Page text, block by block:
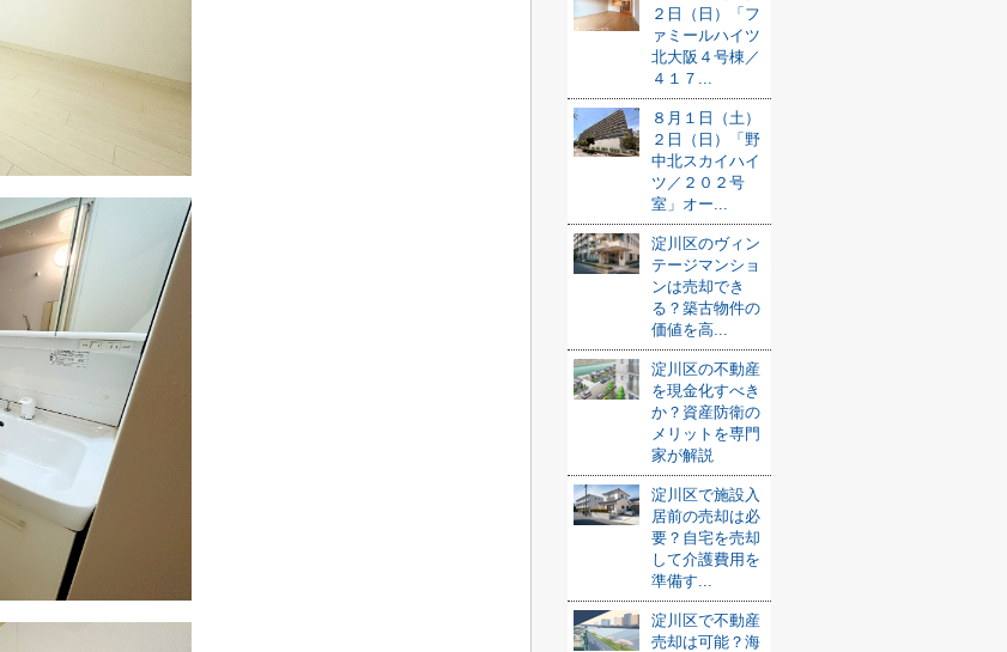
２日（日）「フ
ァミールハイツ
北大阪４号棟／
４１７...
８月１日（土）
２日（日）「野
中北スカイハイ
ツ／２０２号
室」オー...
淀川区のヴィン
テージマンショ
ンは売却でき
る？築古物件の
価値を高...
淀川区の不動産
を現金化すべき
か？資産防衛の
メリットを専門
家が解説
淀川区で施設入
居前の売却は必
要？自宅を売却
して介護費用を
準備す...
淀川区で不動産
売却は可能？海